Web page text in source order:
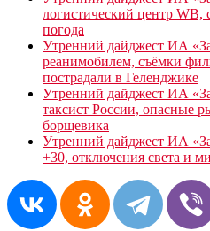
логистический центр WB,
погода
Утренний дайджест ИА
реанимобилем, съёмки
пострадали в Геленджике
Утренний дайджест ИА
таксист России, опасные
борщевика
Утренний дайджест ИА
+30, отключения света и